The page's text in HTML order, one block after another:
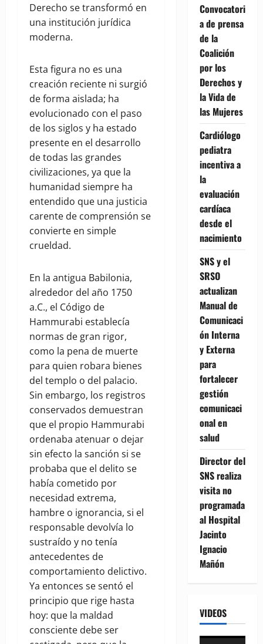
Derecho se transformó en
una institución jurídica
moderna.
Esta figura no es una
creación reciente ni surgió
de forma aislada; ha
evolucionado con el paso
de los siglos y ha estado
presente en el desarrollo
de todas las grandes
civilizaciones, ya que la
humanidad siempre ha
entendido que una justicia
carente de comprensión se
convierte en simple
crueldad.
En la antigua Babilonia,
alrededor del año 1750
a.C., el Código de
Hammurabi establecía
normas de gran rigor,
como la pena de muerte
para quien robara bienes
del templo o del palacio.
Sin embargo, los registros
conservados demuestran
que el propio Hammurabi
ordenaba atenuar o dejar
sin efecto la sanción si se
probaba que el delito se
había cometido por
necesidad extrema,
hambre o ignorancia, si el
responsable devolvía lo
sustraído y no tenía
antecedentes de
comportamiento delictivo.
Ya entonces se sentó el
principio que rige hasta
hoy: que la maldad
consciente debe ser
Convocatori
a de prensa
de la
Coalición
por los
Derechos y
la Vida de
las Mujeres
Cardiólogo
pediatra
incentiva a
la
evaluación
cardíaca
desde el
nacimiento
SNS y el
SRSO
actualizan
Manual de
Comunicaci
ón Interna
y Externa
para
fortalecer
gestión
comunicaci
onal en
salud
Director del
SNS realiza
visita no
programada
al Hospital
Jacinto
Ignacio
Mañón
VIDEOS